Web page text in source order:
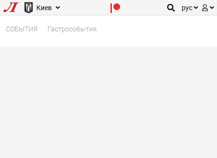
Киев рус
СОБЫТИЯ Гастрособытия